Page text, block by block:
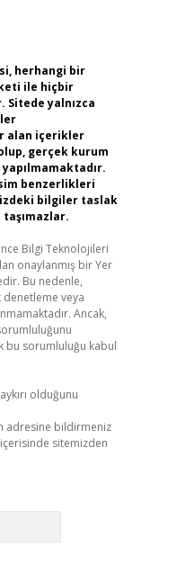
herhangi bir
ile hiçbir
Sitede yalnızca
alan içerikler
gerçek kurum
benzerlikleri
bilgiler taslak
Bilgi Teknolojileri
onaylanmış bir Yer
Bu nedenle,
veya
Ancak,
bu sorumluluğu kabul
olduğunu
adresine bildirmeniz
sitemizden